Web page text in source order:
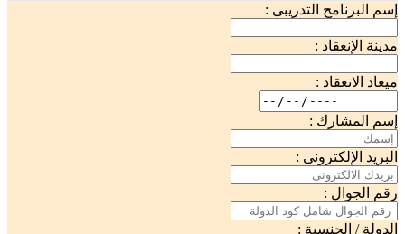
إسم البرنامج التدريبى :
مدينة الإنعقاد :
ميعاد الانعقاد :
إسم المشارك :
البريد الإلكترونى :
رقم الجوال :
الدولة / الجنسية :